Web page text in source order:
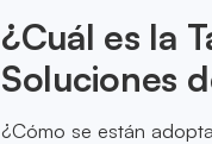
¿Cuál es la
Soluciones
¿Cómo se están